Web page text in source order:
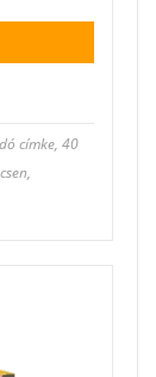
címke, 40